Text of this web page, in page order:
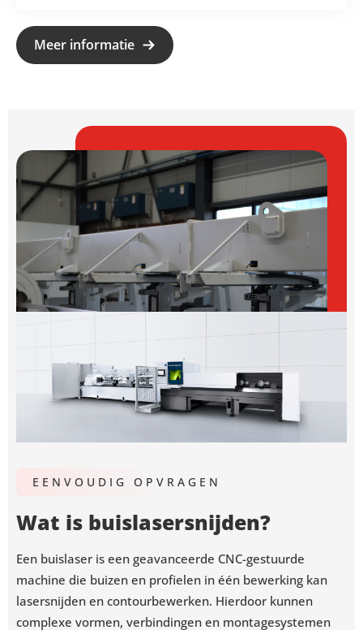
Meer informatie
EENVOUDIG OPVRAGEN
Wat is buislasersnijden?
Een buislaser is een geavanceerde CNC-gestuurde
machine die buizen en profielen in één bewerking kan
lasersnijden en contourbewerken. Hierdoor kunnen
complexe vormen, verbindingen en montagesystemen